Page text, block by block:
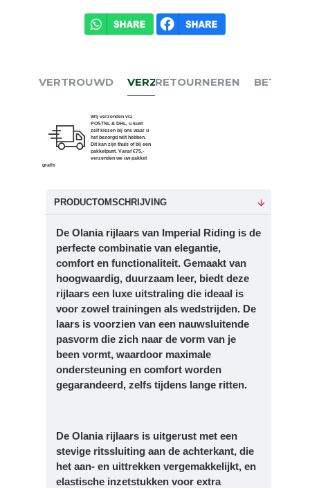
VERTROUWD VERZENDEN
Wij verzenden via
POSTNL & DHL, u kunt
zelf kiezen bij ons waar u
het bezorgd wilt hebben.
Dit kan zijn thuis of bij een
pakketpunt. Vanaf €75,-
verzenden we uw pakket
gratis
RETOURNEREN BETALEN
PRODUCTOMSCHRIJVING
De Olania rijlaars van Imperial Riding is de
perfecte combinatie van elegantie,
comfort en functionaliteit. Gemaakt van
hoogwaardig, duurzaam leer, biedt deze
rijlaars een luxe uitstraling die ideaal is
voor zowel trainingen als wedstrijden. De
laars is voorzien van een nauwsluitende
pasvorm die zich naar de vorm van je
been vormt, waardoor maximale
ondersteuning en comfort worden
gegarandeerd, zelfs tijdens lange ritten.
De Olania rijlaars is uitgerust met een
stevige ritssluiting aan de achterkant, die
het aan- en uittrekken vergemakkelijkt, en
elastische inzetstukken voor extra